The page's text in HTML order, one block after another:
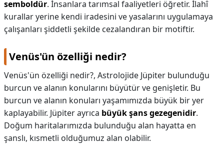
semboldür. İnsanlara tarımsal faaliyetleri öğretir. İlahî
kurallar yerine kendi iradesini ve yasalarını uygulamaya
çalışanları şiddetli şekilde cezalandıran bir motiftir.
Venüs'ün özelliği nedir?
Venüs'ün özelliği nedir?, Astrolojide Jüpiter bulunduğu
burcun ve alanın konularını büyütür ve genişletir. Bu
burcun ve alanın konuları yaşamımızda büyük bir yer
kaplayabilir. Jüpiter ayrıca büyük şans gezegenidir.
Doğum haritalarımızda bulunduğu alan hayatta en
şanslı, kısmetli olduğumuz alan olabilir.